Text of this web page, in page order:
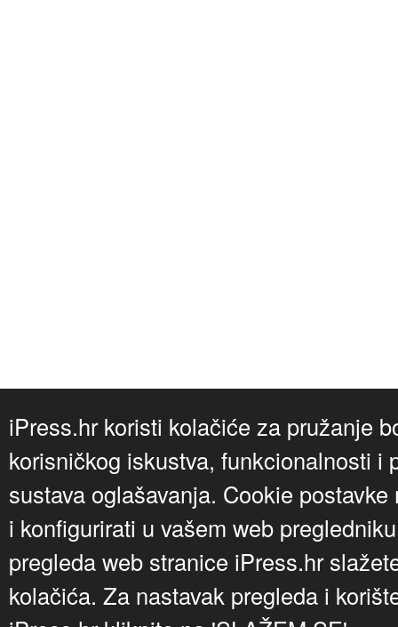
iPress.hr koristi kolačiće za pružanje
korisničkog iskustva, funkcionalnosti i
sustava oglašavanja. Cookie
i konfigurirati u vašem web
pregleda web stranice iPress.hr
kolačića. Za nastavak pregleda i